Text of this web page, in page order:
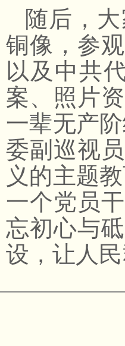
随后，
铜像，参
以及中共
案、照片
一辈无产
委副巡视
义的主题
一个党员
忘初心与
设，让人